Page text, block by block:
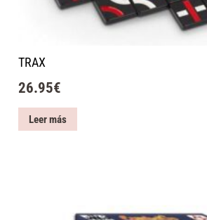
TRAX
26.95€
Leer más